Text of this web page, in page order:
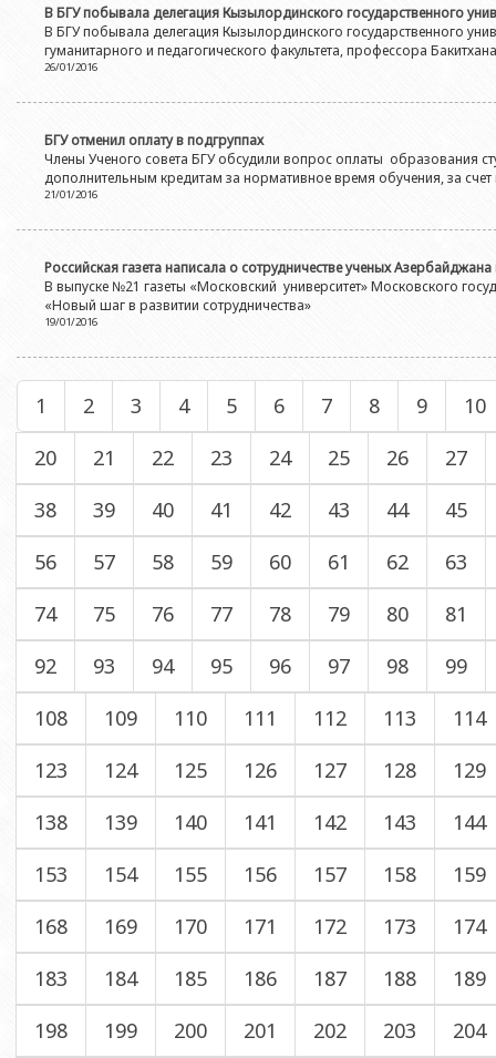
В БГУ побывала делегация Кызылординского государственного
В БГУ побывала делегация Кызылординского государственного
гуманитарного и педагогического факультета, профессора
26/01/2016
БГУ отменил оплату в подгруппах
Члены Ученого совета БГУ обсудили вопрос оплаты образования
дополнительным кредитам за нормативное время обучения, за
21/01/2016
Российская газета написала о сотрудничестве ученых Азербайджана
В выпуске №21 газеты «Московский университет» Московского
«Новый шаг в развитии сотрудничества»
19/01/2016
1 2 3 4 5 6 7 8 9
10
20
21 22 23 24 25 26
27
38
39 40 41 42 43 44
45
56
57 58 59 60 61 62
63
74
75 76 77 78 79 80
81
92
93 94 95 96 97 98
99
108
109 110 111 112 113
114
123
124 125 126 127 128
129
138
139 140 141 142 143
144
153
154 155 156 157 158
159
168
169 170 171 172 173
174
183
184 185 186 187 188
189
198
199 200 201 202 203
204